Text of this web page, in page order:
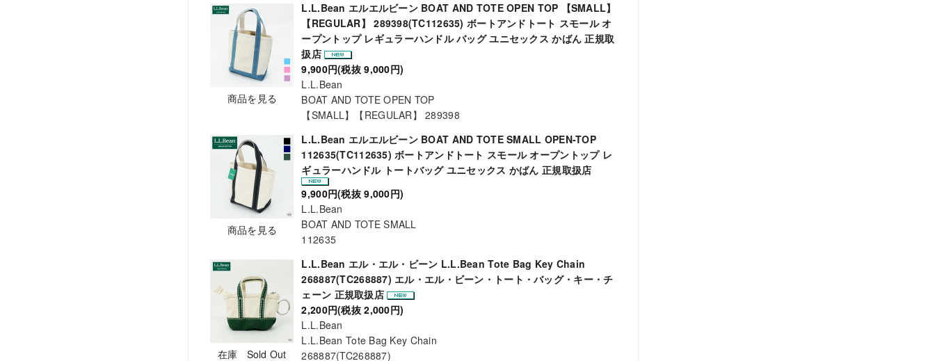
商品を見る
L.L.Bean エルエルビーン BOAT AND TOTE OPEN TOP 【SMALL】
【REGULAR】 289398(TC112635) ボートアンドトート スモール オ
ープントップ レギュラーハンドル バッグ ユニセックス かばん 正規取
扱店
9,900円(税抜 9,000円)
L.L.Bean
BOAT AND TOTE OPEN TOP
【SMALL】【REGULAR】 289398
商品を見る
L.L.Bean エルエルビーン BOAT AND TOTE SMALL OPEN-TOP
112635(TC112635) ボートアンドトート スモール オープントップ レ
ギュラーハンドル トートバッグ ユニセックス かばん 正規取扱店
9,900円(税抜 9,000円)
L.L.Bean
BOAT AND TOTE SMALL
112635
在庫 Sold Out
L.L.Bean エル・エル・ビーン L.L.Bean Tote Bag Key Chain
268887(TC268887) エル・エル・ビーン・トート・バッグ・キー・チ
ェーン 正規取扱店
2,200円(税抜 2,000円)
L.L.Bean
L.L.Bean Tote Bag Key Chain
268887(TC268887)